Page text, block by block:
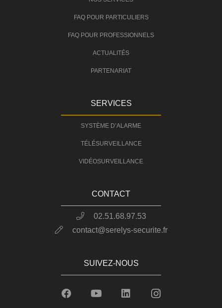
FAQ POUR PARTICULIERS
FAQ POUR PROFESSIONNELS
ACTUALITÉS
PARTENARIAT
SERVICES
SYSTÈME D’ALARME
TÉLÉSURVEILLANCE
VIDÉOSURVEILLANCE
CONTACT
02.51.68.97.53
contact@serelys-securite.fr
SUIVEZ-NOUS